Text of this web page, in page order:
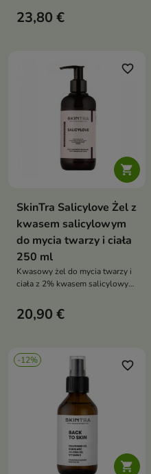
cienie i opuchliznę pod oczami
23,80 €

favorite_border
SkinTra Salicylove Żel z
kwasem salicylowym
do mycia twarzy i ciała
250 ml
Kwasowy żel do mycia twarzy i
ciała z 2% kwasem salicylowym,
oczyszcza, wygładza i wspiera
równowagę mikrobiomu
20,90 €
-12%

favorite_border